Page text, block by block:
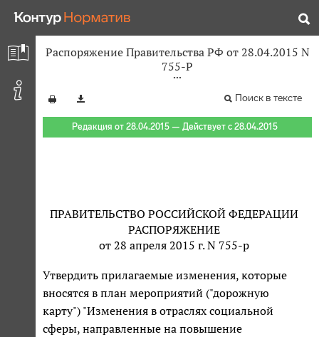
Распоряжение Правительства РФ от 28.04.2015 N
755-Р
Поиск в тексте
Редакция от 28.04.2015 — Действует с 28.04.2015
ПРАВИТЕЛЬСТВО РОССИЙСКОЙ ФЕДЕРАЦИИ
РАСПОРЯЖЕНИЕ
от 28 апреля 2015 г. N 755-р
Утвердить прилагаемые изменения, которые
вносятся в план мероприятий ("дорожную
карту") "Изменения в отраслях социальной
сферы, направленные на повышение